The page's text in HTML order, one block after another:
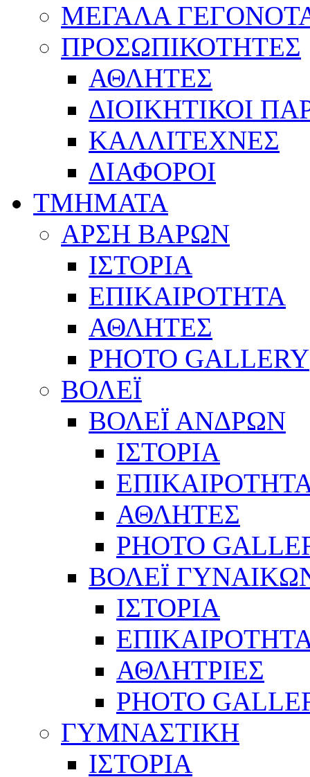
ΜΕΓΑΛΑ
ΠΡΟΣΩΠΙΚΟΤΗΤΕΣ
ΑΘΛΗΤΕΣ
ΔΙΟΙΚΗΤΙΚΟΙ
ΚΑΛΛΙΤΕΧΝΕΣ
ΔΙΑΦΟΡΟΙ
ΤΜΗΜΑΤΑ
ΑΡΣΗ ΒΑΡΩΝ
ΙΣΤΟΡΙΑ
ΕΠΙΚΑΙΡΟΤΗΤΑ
ΑΘΛΗΤΕΣ
PHOTO GALLERY
ΒΟΛΕΪ
ΒΟΛΕΪ ΑΝΔΡΩΝ
ΙΣΤΟΡΙΑ
ΑΘΛΗΤΕΣ
PHOTO
ΒΟΛΕΪ
ΙΣΤΟΡΙΑ
ΑΘΛΗΤΡΙΕΣ
PHOTO
ΓΥΜΝΑΣΤΙΚΗ
ΙΣΤΟΡΙΑ